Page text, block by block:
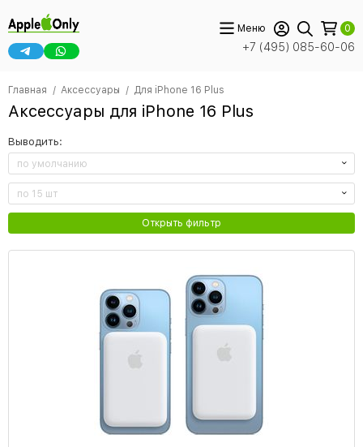
+7 (495) 085-60-06
Меню 0
Главная Аксессуары Для iPhone 16 Plus
Аксессуары для iPhone 16 Plus
Выводить:
по умолчанию
по 15 шт
Открыть фильтр